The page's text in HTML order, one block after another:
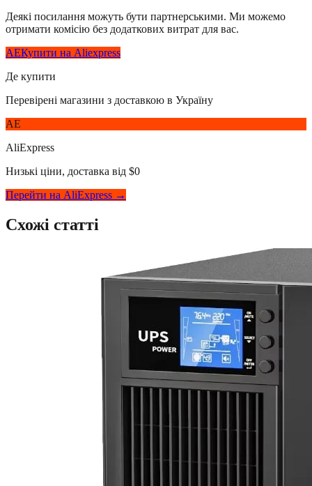
Деякі посилання можуть бути партнерськими. Ми можемо
отримати комісію без додаткових витрат для вас.
AEКупити на Aliexpress
Де купити
Перевірені магазини з доставкою в Україну
AE
AliExpress
Низькі ціни, доставка від $0
Перейти на AliExpress →
Схожі статті